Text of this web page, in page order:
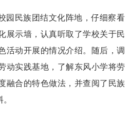
园民族团结文化阵地，仔细察看
展示墙，认真听取了学校关于民
活动开展的情况介绍。随后，调
动实践基地，了解东风小学将劳
融合的特色做法，并查阅了民族